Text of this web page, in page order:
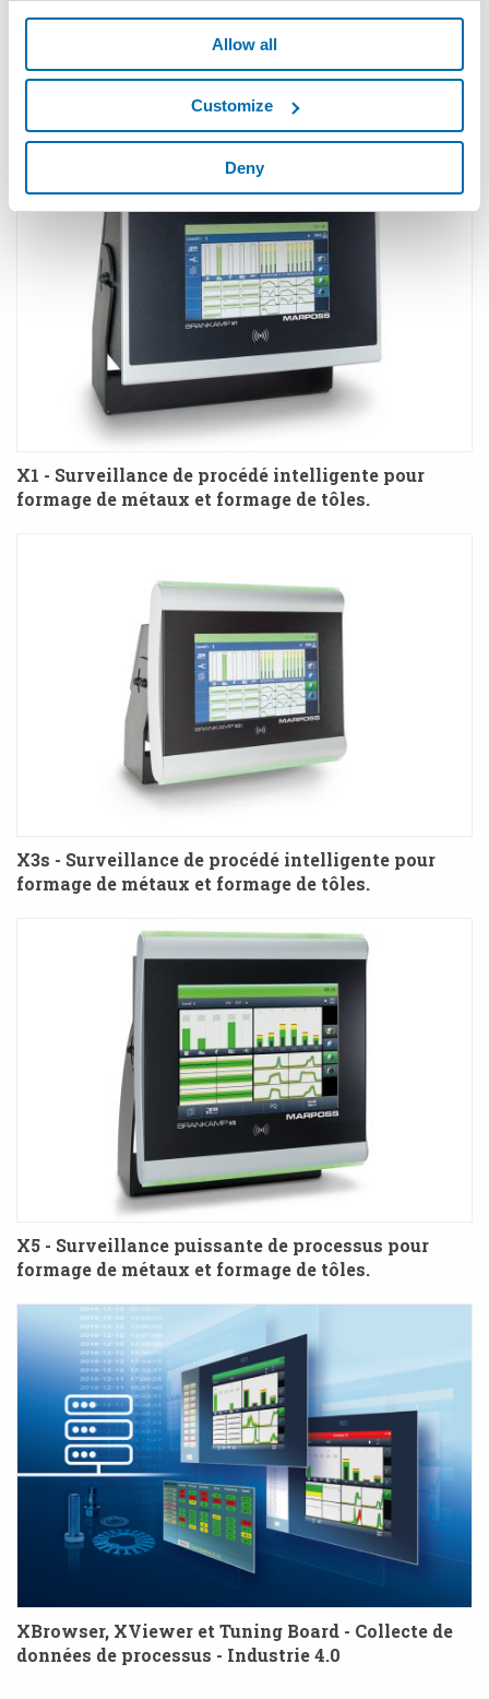
Allow all
Customize
Deny
T1 - Innovant terminal de machine 4.0
X1 - Surveillance de procédé intelligente pour
formage de métaux et formage de tôles.
X3s - Surveillance de procédé intelligente pour
formage de métaux et formage de tôles.
X5 - Surveillance puissante de processus pour
formage de métaux et formage de tôles.
XBrowser, XViewer et Tuning Board - Collecte de
données de processus - Industrie 4.0